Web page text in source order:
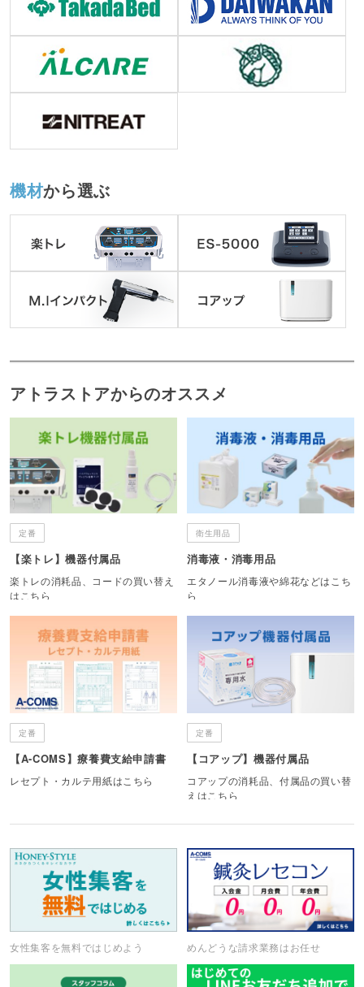
機材から選ぶ
アトラストアからのオススメ
定番
【楽トレ】機器付属品
楽トレの消耗品、コードの買い替え
はこちら
衛生用品
消毒液・消毒用品
エタノール消毒液や綿花などはこち
ら
定番
【A-COMS】療養費支給申請書
レセプト・カルテ用紙はこちら
定番
【コアップ】機器付属品
コアップの消耗品、付属品の買い替
えはこちら
女性集客を無料ではじめよう めんどうな請求業務はお任せ